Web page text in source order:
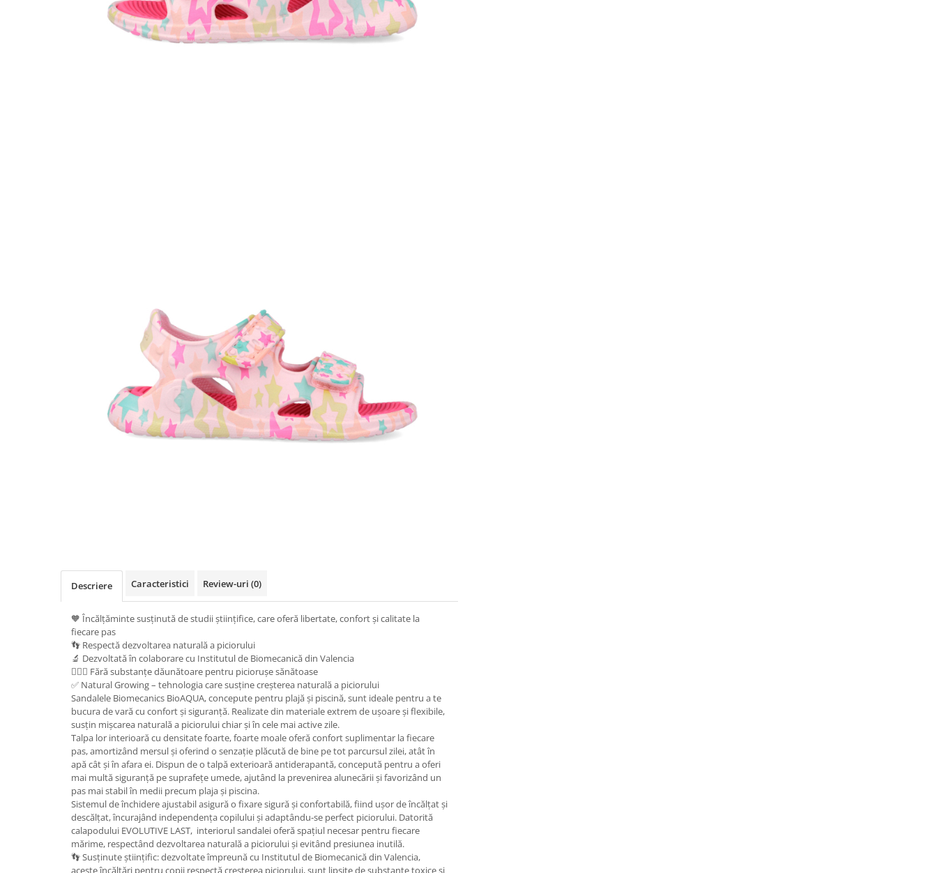
Descriere Caracteristici Review-uri (0)
🧡 Încălțăminte susținută de studii științifice, care oferă libertate, confort și calitate la
fiecare pas
👣 Respectă dezvoltarea naturală a piciorului
🔬 Dezvoltată în colaborare cu Institutul de Biomecanică din Valencia
👩🏼‍⚕️ Fără substanțe dăunătoare pentru piciorușe sănătoase
✅ Natural Growing – tehnologia care susține creșterea naturală a piciorului
Sandalele Biomecanics BioAQUA, concepute pentru plajă și piscină, sunt ideale pentru a te
bucura de vară cu confort și siguranță. Realizate din materiale extrem de ușoare și flexibile,
susțin mișcarea naturală a piciorului chiar și în cele mai active zile.
Talpa lor interioară cu densitate foarte, foarte moale oferă confort suplimentar la fiecare
pas, amortizând mersul și oferind o senzație plăcută de bine pe tot parcursul zilei, atât în
apă cât și în afara ei. Dispun de o talpă exterioară antiderapantă, concepută pentru a oferi
mai multă siguranță pe suprafețe umede, ajutând la prevenirea alunecării și favorizând un
pas mai stabil în medii precum plaja și piscina.
Sistemul de închidere ajustabil asigură o fixare sigură și confortabilă, fiind ușor de încălțat și
descălțat, încurajând independența copilului și adaptându-se perfect piciorului. Datorită
calapodului EVOLUTIVE LAST, interiorul sandalei oferă spațiul necesar pentru fiecare
mărime, respectând dezvoltarea naturală a piciorului și evitând presiunea inutilă.
👣 Susținute științific: dezvoltate împreună cu Institutul de Biomecanică din Valencia,
aceste încălțări pentru copii respectă creșterea piciorului, sunt lipsite de substanțe toxice și